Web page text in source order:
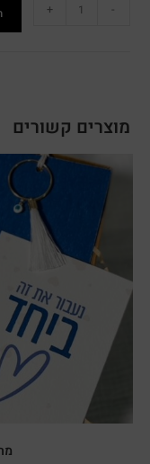
+
מוצרים קשורים